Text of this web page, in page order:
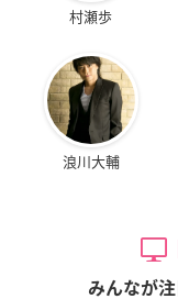
村瀬歩
浪川大輔
みんなが